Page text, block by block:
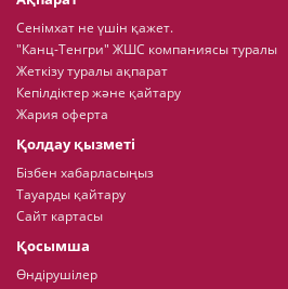
Сенімхат не үшін қажет.
"Канц-Тенгри" ЖШС компаниясы туралы
Жеткізу туралы ақпарат
Кепілдіктер және қайтару
Жария оферта
Қолдау қызметі
Бізбен хабарласыңыз
Тауарды қайтару
Сайт картасы
Қосымша
Өндірушілер